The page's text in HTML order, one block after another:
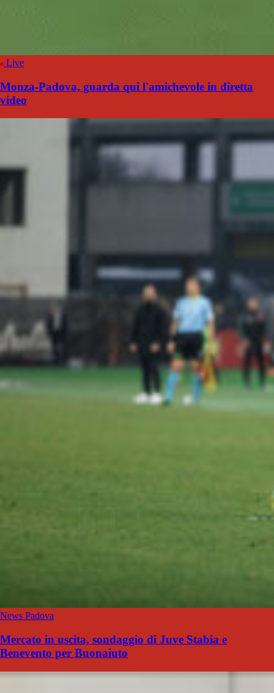
Live
Monza-Padova, guarda qui l'amichevole in diretta
video
News Padova
Mercato in uscita, sondaggio di Juve Stabia e
Benevento per Buonaiuto